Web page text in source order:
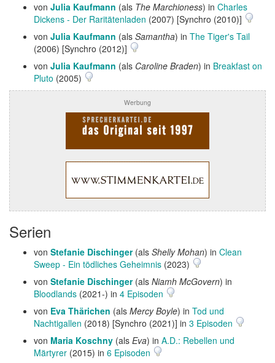
von Julia Kaufmann (als The Marchioness) in Charles
Dickens - Der Raritätenladen (2007) [Synchro (2010)]
von Julia Kaufmann (als Samantha) in The Tiger's Tail
(2006) [Synchro (2012)]
von Julia Kaufmann (als Caroline Braden) in Breakfast on
Pluto (2005)
Werbung
Serien
von Stefanie Dischinger(als Shelly Mohan) in Clean
Sweep - Ein tödliches Geheimnis (2023)
von Stefanie Dischinger(als Niamh McGovern) in
Bloodlands (2021-) in 4 Episoden
von Eva Thärichen (als Mercy Boyle) in Tod und
Nachtigallen (2018) [Synchro (2021)] in 3 Episoden
von Maria Koschny (als Eva) in A.D.: Rebellen und
Märtyrer (2015) in 6 Episoden